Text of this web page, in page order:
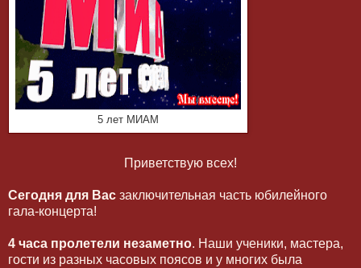
5 лет МИАМ
Приветствую всех!
Сегодня для Вас заключительная часть юбилейного
гала-концерта!
4 часа пролетели незаметно. Наши ученики, мастера,
гости из разных часовых поясов и у многих была